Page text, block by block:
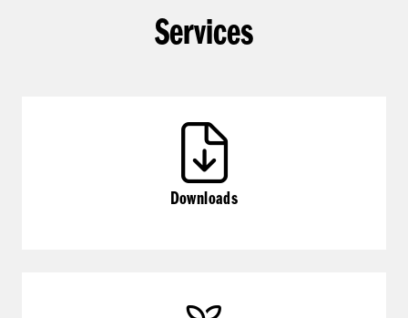
Services
Downloads